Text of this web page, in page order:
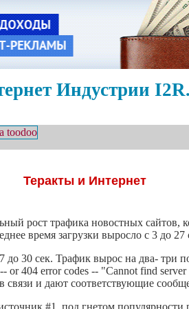
Индустрии
Теракты и Интернет
рост трафика новостных
время загрузки выросло с 3 до 27
30 сек. Трафик вырос на два- три
404 error codes -- "Cannot find
связи и дают соответствующие